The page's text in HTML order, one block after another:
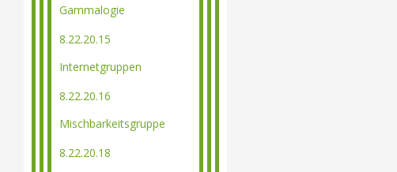
Gammalogie
8.22.20.15
Internetgruppen
8.22.20.16
Mischbarkeitsgruppe
8.22.20.18